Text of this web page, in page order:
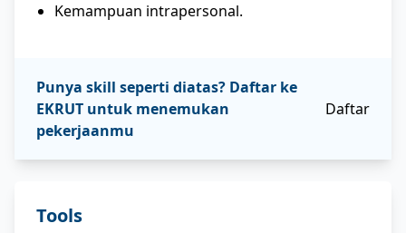
Kemampuan intrapersonal.
Punya skill seperti diatas? Daftar ke
EKRUT untuk menemukan
pekerjaanmu
Daftar
Tools